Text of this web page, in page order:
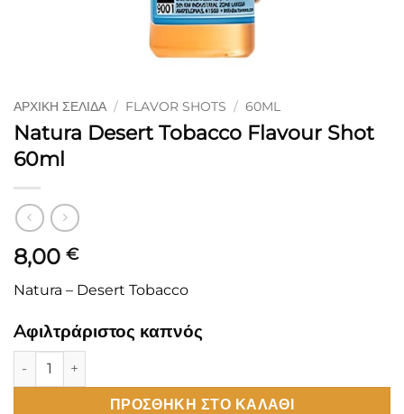
ΑΡΧΙΚΉ ΣΕΛΊΔΑ / FLAVOR SHOTS / 60ML
Natura Desert Tobacco Flavour Shot
60ml
8,00 €
Natura – Desert Tobacco
Aφιλτράριστος καπνός
Natura Desert Tobacco Flavour Shot 60ml ποσότητα
ΠΡΟΣΘΉΚΗ ΣΤΟ ΚΑΛΆΘΙ